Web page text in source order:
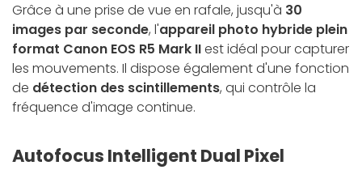
Grâce à une prise de vue en rafale, jusqu'à 30
images par seconde, l'appareil photo hybride plein
format Canon EOS R5 Mark IIest idéal pour capturer
les mouvements. Il dispose également d'une fonction
de détection des scintillements, qui contrôle la
fréquence d'image continue.
Autofocus Intelligent Dual Pixel